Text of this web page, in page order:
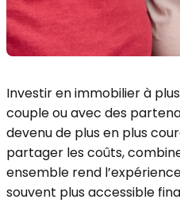
Investir en immobilier à
couple ou avec des
devenu de plus en plus
partager les coûts,
ensemble rend
souvent plus accessible